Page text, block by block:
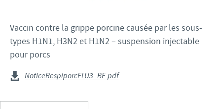
Vaccin contre la grippe porcine causée par les sous-
types H1N1, H3N2 et H1N2 – suspension injectable
pour porcs
NoticeRespiporcFLU3_BE.pdf